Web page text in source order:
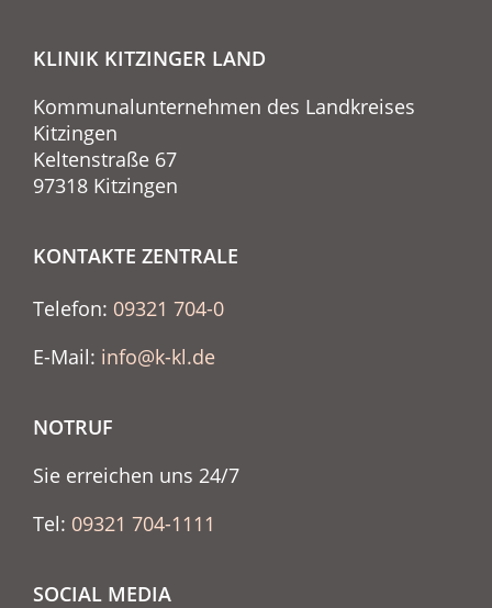
KLINIK KITZINGER LAND
Kommunalunternehmen des Landkreises
Kitzingen
Keltenstraße 67
97318 Kitzingen
KONTAKTE ZENTRALE
Telefon: 09321 704-0
E-Mail: info@k-kl.de
NOTRUF
Sie erreichen uns 24/7
Tel: 09321 704-1111
SOCIAL MEDIA